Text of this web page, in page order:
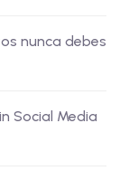
nunca debes
Social Media